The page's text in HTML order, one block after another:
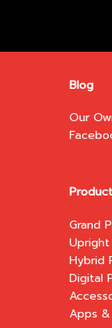
Blog
Our
Grand
Upright
Hybrid
Digital
Apps